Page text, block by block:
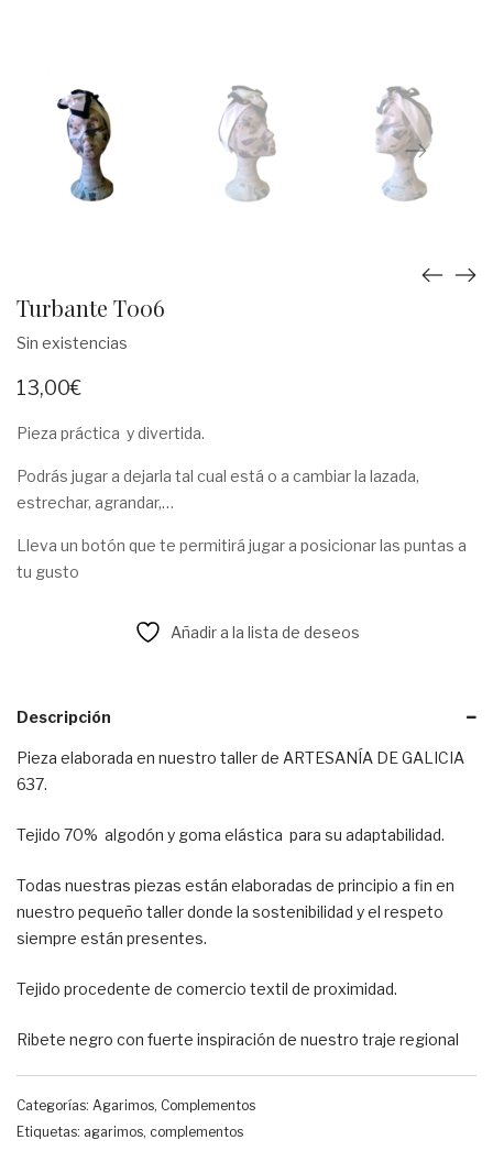
Turbante T006
Sin existencias
13,00€
Pieza práctica y divertida.
Podrás jugar a dejarla tal cual está o a cambiar la lazada,
estrechar, agrandar,…
Lleva un botón que te permitirá jugar a posicionar las puntas a
tu gusto
Añadir a la lista de deseos
Descripción
Pieza elaborada en nuestro taller de ARTESANÍA DE GALICIA
637.
Tejido 70% algodón y goma elástica para su adaptabilidad.
Todas nuestras piezas están elaboradas de principio a fin en
nuestro pequeño taller donde la sostenibilidad y el respeto
siempre están presentes.
Tejido procedente de comercio textil de proximidad.
Ribete negro con fuerte inspiración de nuestro traje regional
Categorías: Agarimos, Complementos
Etiquetas: agarimos, complementos